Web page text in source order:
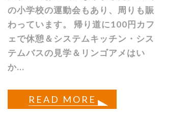
の小学校の運動会もあり、周りも賑
わっています。 帰り道に100円カフ
ェで休憩＆システムキッチン・シス
テムバスの見学＆リンゴアメはい
か...
READ MORE